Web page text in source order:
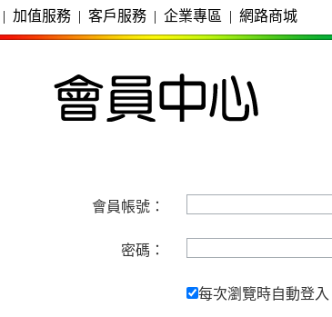
| 加值服務 | 客戶服務 | 企業專區 | 網路商城
會員帳號：
密碼：
每次瀏覽時自動登入